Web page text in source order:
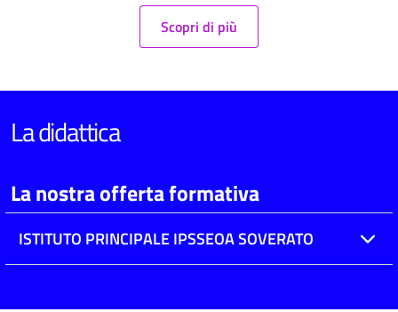
Scopri di più
La didattica
La nostra offerta formativa
ISTITUTO PRINCIPALE IPSSEOA SOVERATO